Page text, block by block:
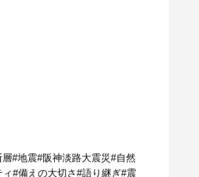
層#地震#阪神淡路大震災#自然
#備えの大切さ#語り継ぎ#震